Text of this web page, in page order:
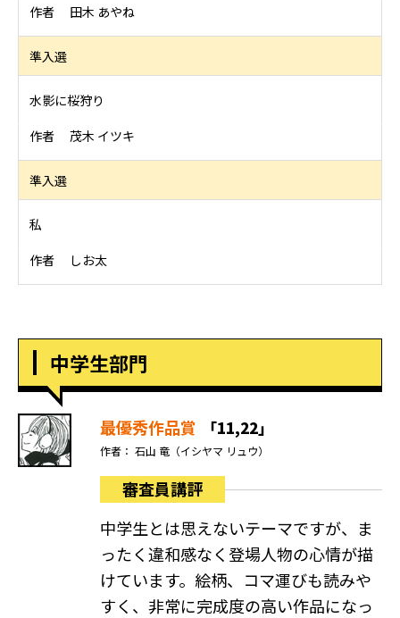
作者 田木 あやね
準入選
水影に桜狩り
作者 茂木 イツキ
準入選
私
作者 しお太
中学生部門
最優秀作品賞 「11,22」
作者： 石山 竜（イシヤマ リュウ）
審査員講評
中学生とは思えないテーマですが、ま
ったく違和感なく登場人物の心情が描
けています。絵柄、コマ運びも読みや
すく、非常に完成度の高い作品になっ